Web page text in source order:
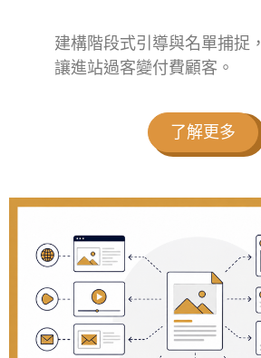
建構階段式引導與名單捕捉，
讓進站過客變付費顧客。
了解更多